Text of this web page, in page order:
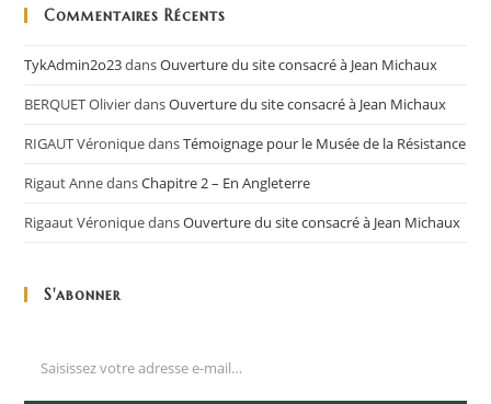
Commentaires Récents
TykAdmin2o23dansOuverture du site consacré à Jean Michaux
BERQUET OlivierdansOuverture du site consacré à Jean Michaux
RIGAUT VéroniquedansTémoignage pour le Musée de la Résistance
Rigaut AnnedansChapitre 2 – En Angleterre
Rigaaut VéroniquedansOuverture du site consacré à Jean Michaux
S'abonner